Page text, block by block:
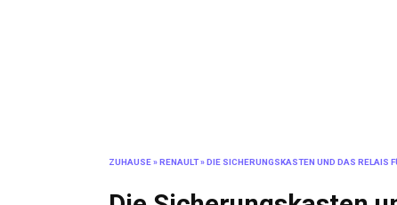
ZUHAUSE»RENAULT»DIE SICHERUNGSKASTEN UND DAS RELAIS